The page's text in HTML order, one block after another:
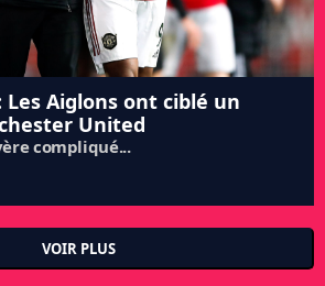
Aiglons ont ciblé un
United
compliqué...
VOIR PLUS